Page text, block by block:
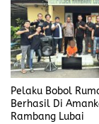
Apa?
Pelaku Bobol
Berhasil Di
Rambang Lubai